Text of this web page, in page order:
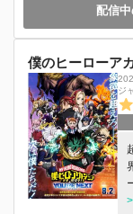
配信
僕のヒーローア
ジ